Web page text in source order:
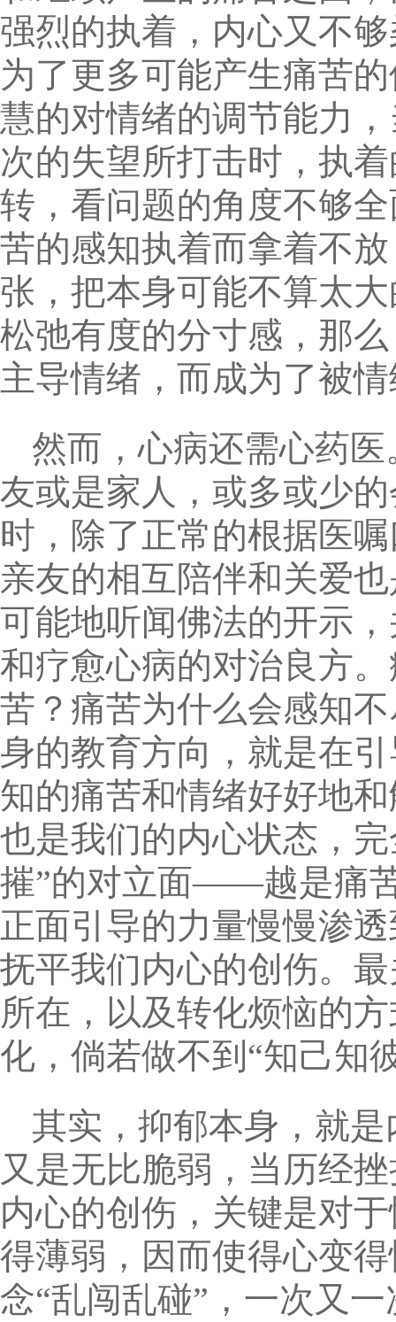
强烈的执着，内心又不
为了更多可能产生痛苦
慧的对情绪的调节能力
次的失望所打击时，执
转，看问题的角度不够
苦的感知执着而拿着不
张，把本身可能不算太
松弛有度的分寸感，那
主导情绪，而成为了被
然而，心病还需心药
友或是家人，或多或少
时，除了正常的根据医
亲友的相互陪伴和关爱
可能地听闻佛法的开示
和疗愈心病的对治良方
苦？痛苦为什么会感知
身的教育方向，就是在
知的痛苦和情绪好好地
也是我们的内心状态，
摧”的对立面——越是痛
正面引导的力量慢慢渗
抚平我们内心的创伤。
所在，以及转化烦恼的
化，倘若做不到“知己知
其实，抑郁本身，就
又是无比脆弱，当历经
内心的创伤，关键是对
得薄弱，因而使得心变
念“乱闯乱碰”，一次又